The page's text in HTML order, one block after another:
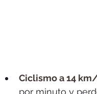
Ciclismo a 14
por minuto y